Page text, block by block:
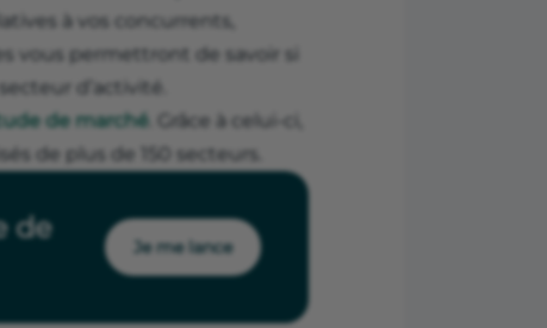
à vos concurrents,
vous permettront de savoir si
d’activité.
de marché . Grâce à celui-ci,
de plus de 150 secteurs.
de
Je me lance